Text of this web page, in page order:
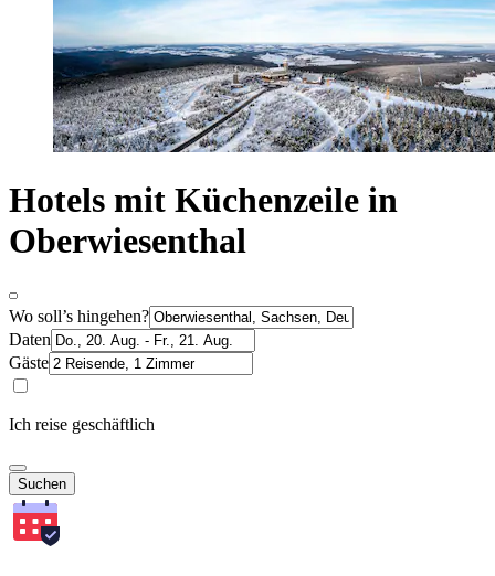
Hotels mit Küchenzeile in
Oberwiesenthal
Wo soll’s hingehen?
Daten
Gäste
Ich reise geschäftlich
Suchen